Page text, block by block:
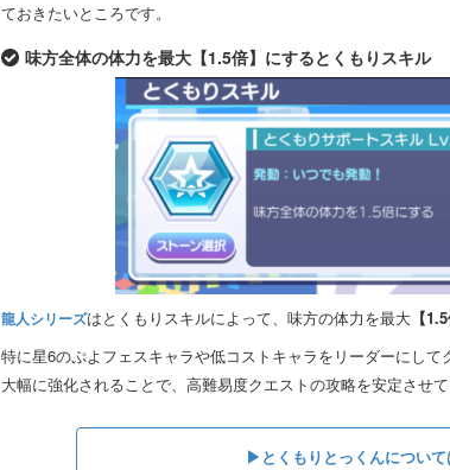
ておきたいところです。
味方全体の体力を最大【1.5倍】にするとくもりスキル
龍人シリーズはとくもりスキルによって、味方の体力を最大 【
特に星6のぷよフェスキャラや低コストキャラをリーダーにし
大幅に強化されることで、高難易度クエストの攻略を安定させて
▶︎とくもりとっくんについて